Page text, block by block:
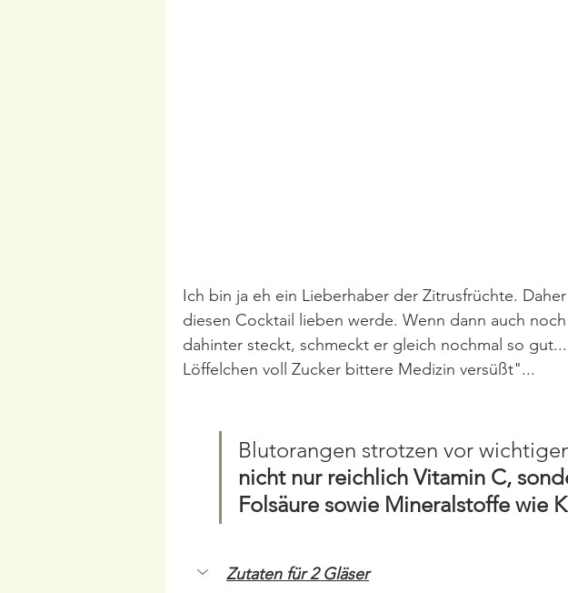
Ich bin ja eh ein Lieberhaber der Zitrusfrüchte.
diesen Cocktail lieben werde. Wenn dann auch
dahinter steckt, schmeckt er gleich nochmal so
Löffelchen voll Zucker bittere Medizin versüßt"...
Blutorangen strotzen vor
nicht nur reichlich Vitamin C,
Folsäure sowie Mineralstoffe wie
Zutaten für 2 Gläser